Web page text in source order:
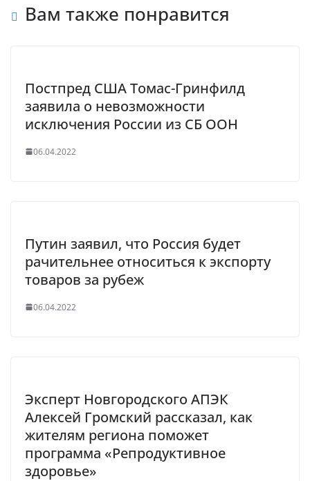
Вам также понравится
Постпред США Томас-Гринфилд
заявила о невозможности
исключения России из СБ ООН
06.04.2022
Путин заявил, что Россия будет
рачительнее относиться к экспорту
товаров за рубеж
06.04.2022
Эксперт Новгородского АПЭК
Алексей Громский рассказал, как
жителям региона поможет
программа «Репродуктивное
здоровье»